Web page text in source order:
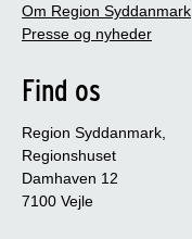
Om Region Syddanmark
Presse og nyheder
Find os
Region Syddanmark,
Regionshuset
Damhaven 12
7100 Vejle